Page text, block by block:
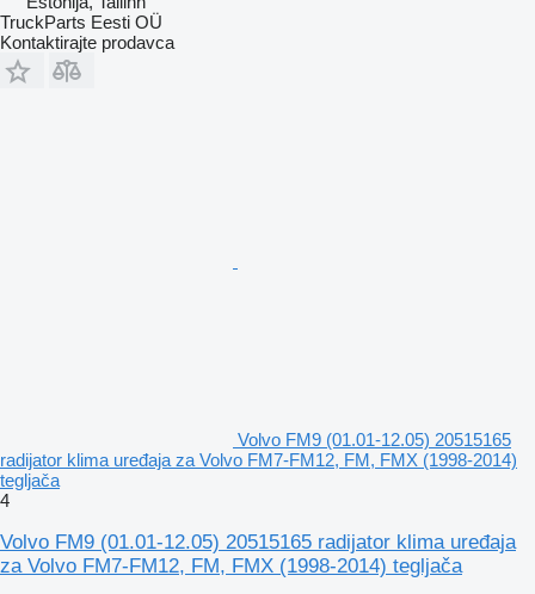
TruckParts Eesti OÜ
Kontaktirajte prodavca
Volvo FM9 (01.01-12.05) 20515165
radijator klima uređaja za Volvo FM7-FM12, FM, FMX (1998-2014)
tegljača
4
Volvo FM9 (01.01-12.05) 20515165 radijator klima uređaja
za Volvo FM7-FM12, FM, FMX (1998-2014) tegljača